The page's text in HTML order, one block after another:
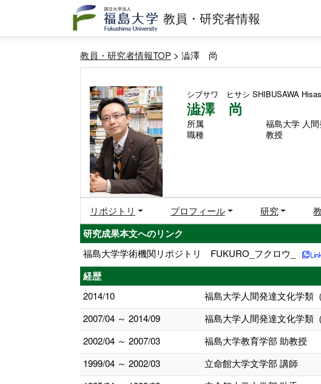
教員・研究者情報
教員・研究者情報TOP > 澁澤 尚
シブサワ ヒサシ SHIBUSAWA
澁澤 尚
所属
福島大学 人
職種
教授
リポジトリ プロフィール 研究
研究成果本文へのリンク
福島大学学術機関リポジトリ FUKURO_フクロウ_
経歴
2014/10
福島大学人間発達文化学類
2007/04 ～ 2014/09
福島大学人間発達文化学類
2002/04 ～ 2007/03
福島大学教育学部 助教授
1999/04 ～ 2002/03
立命館大学文学部 講師